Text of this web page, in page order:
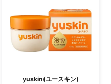
yuskin(ユースキン)